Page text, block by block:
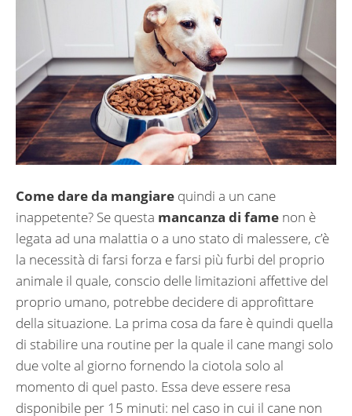
Come dare da mangiare quindi a un cane
inappetente? Se questa mancanza di fame non è
legata ad una malattia o a uno stato di malessere, c’è
la necessità di farsi forza e farsi più furbi del proprio
animale il quale, conscio delle limitazioni affettive del
proprio umano, potrebbe decidere di approfittare
della situazione. La prima cosa da fare è quindi quella
di stabilire una routine per la quale il cane mangi solo
due volte al giorno fornendo la ciotola solo al
momento di quel pasto. Essa deve essere resa
disponibile per 15 minuti: nel caso in cui il cane non